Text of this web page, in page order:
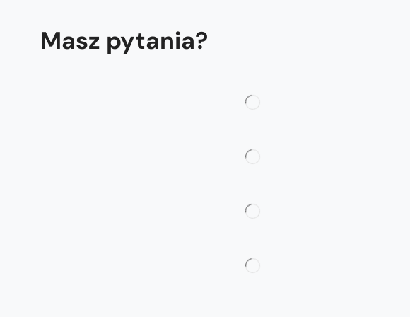
Masz pytania?